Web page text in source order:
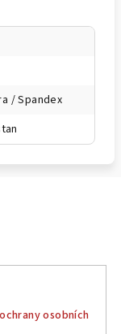
/ Spandex
osobních